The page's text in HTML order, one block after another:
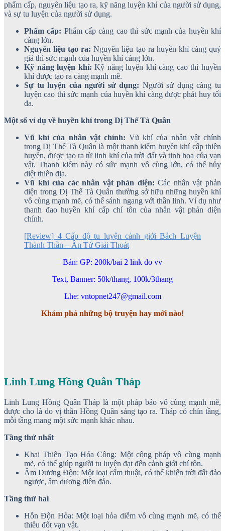
phẩm cấp, nguyên liệu tạo ra, kỹ năng luyện khí của người sử dụng,
và sự tu luyện của người sử dụng.
Phẩm cấp: Phẩm cấp càng cao thì sức mạnh của huyền khí
càng lớn.
Nguyên liệu tạo ra: Nguyên liệu tạo ra huyền khí càng quý
giá thì sức mạnh của huyền khí càng lớn.
Kỹ năng luyện khí: Kỹ năng luyện khí càng cao thì huyền
khí được tạo ra càng mạnh mẽ.
Sự tu luyện của người sử dụng: Người sử dụng càng tu
luyện cao thì sức mạnh của huyền khí càng được phát huy tối
đa.
Một số ví dụ về huyền khí trong Dị Thế Tà Quân
Vũ khí của nhân vật chính: Vũ khí của nhân vật chính
trong Dị Thế Tà Quân là một thanh kiếm huyền khí cấp thiên
huyền, được tạo ra từ linh khí của trời đất và tinh hoa của vạn
vật. Thanh kiếm này có sức mạnh vô cùng lớn, có thể hủy
diệt thiên địa.
Vũ khí của các nhân vật phản diện: Các nhân vật phản
diện trong Dị Thế Tà Quân thường sở hữu những huyền khí
vô cùng mạnh mẽ, có thể sánh ngang với thần linh. Ví dụ như
thanh đao huyền khí cấp chí tôn của nhân vật phản diện
chính.
[Review] 4 Cấp độ tu luyện cảnh giới Bách Luyện
Thành Thần – Ân Tứ Giải Thoát
Bán: GP: 200k/bai 2 link do vv
Text, Banner: 50k/thang, 100k/3thang
Lhe: vntopnet247@gmail.com
Khám phá những bộ truyện hay mới nào!
Linh Lung Hồng Quân Tháp
Linh Lung Hồng Quân Tháp là một pháp bảo vô cùng mạnh mẽ,
được cho là do vị thần Hồng Quân sáng tạo ra. Tháp có chín tầng,
mỗi tầng mang một sức mạnh khác nhau.
Tầng thứ nhất
Khai Thiên Tạo Hóa Công: Một công pháp vô cùng mạnh
mẽ, có thể giúp người tu luyện đạt đến cảnh giới chí tôn.
Âm Dương Độn: Một loại cấm thuật, có thể khiến trời đất đảo
ngược, âm dương điên đảo.
Tầng thứ hai
Hỗn Độn Hỏa: Một loại hỏa diễm vô cùng mạnh mẽ, có thể
thiêu đốt vạn vật.